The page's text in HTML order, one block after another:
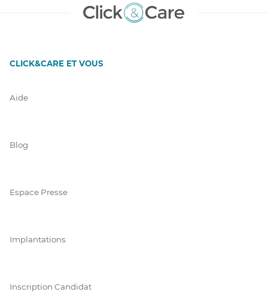
CLICK&CARE ET VOUS
Aide
Blog
Espace Presse
Implantations
Inscription Candidat